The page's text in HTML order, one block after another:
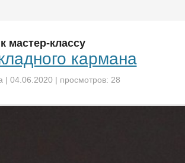
мастер-классу
кармана
| 04.06.2020 | просмотров: 28